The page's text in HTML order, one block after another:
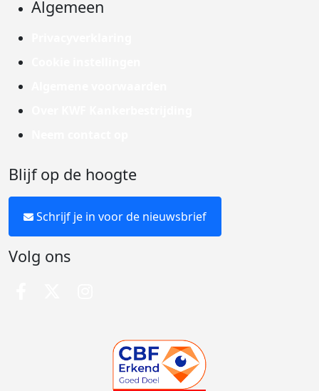
Algemeen
Blijf op de hoogte
Schrijf je in voor de nieuwsbrief
Volg ons